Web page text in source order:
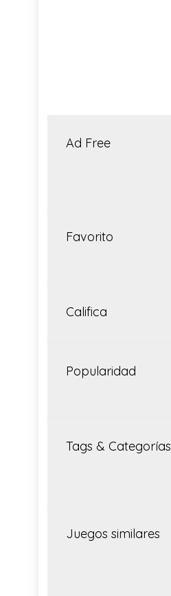
Ad Free
Favorito
Califica
Popularidad
Tags & Categorías
Juegos similares